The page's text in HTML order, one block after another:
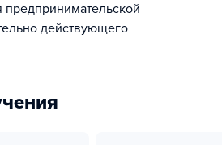
действующего